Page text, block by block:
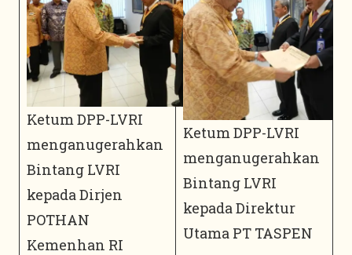
Ketum DPP-LVRI
menganugerahkan
Bintang LVRI
kepada Dirjen
POTHAN
Kemenhan RI
Ketum DPP-LVRI
menganugerahkan
Bintang LVRI
kepada Direktur
Utama PT TASPEN